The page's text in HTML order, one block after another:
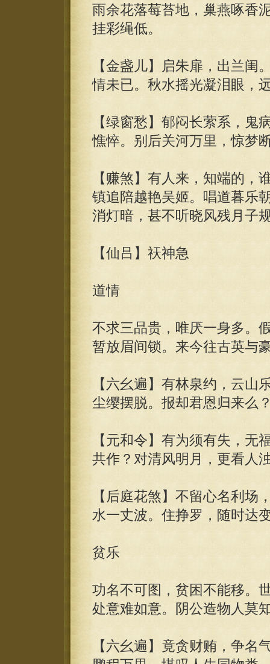
雨余花落莓苔地，巢燕啄香
挂彩绳低。
【金盏儿】启朱扉，出兰闺
情未已。秋水摇光凝泪眼，
【绿窗愁】郁闷长萦系，鬼
憔悴。别后关河万里，惊梦
【赚煞】有人来，知端的，
镇追陪越艳吴姬。唱道暮乐
消灯暗，甚不听晓风残月子
【仙吕】祆神急
道情
不求三品贵，唯厌一身多。
暂放眉间锁。来今往古英与
【六幺遍】有林泉约，云山
尘缨摆脱。报却君恩归来么
【元和令】有为须有失，无
共作？对清风明月，更看人
【后庭花煞】不留心名利场
水一丈波。住挣罗，随时达
贫乐
功名不可图，贫困不能移。
处意难如意。阴公造物人莫
【六幺遍】竟贪财贿，争名